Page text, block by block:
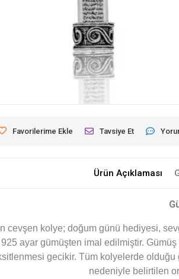
Favorilerime Ekle Tavsiye Et
Ürün Açıklaması
cevşen kolye; doğum günü hediyesi,
ayar gümüşten imal edilmiştir. Gümüş
gecikir. Tüm kolyelerde
nedeniyle belirtilen